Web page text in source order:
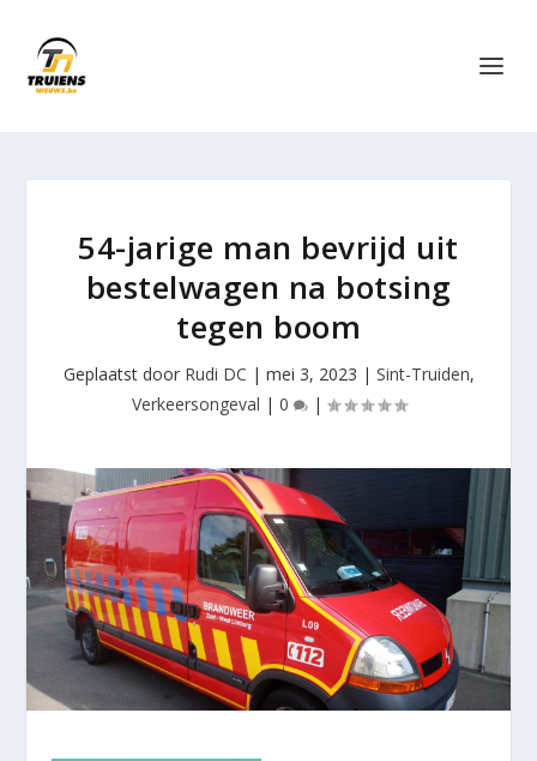
54-jarige man bevrijd uit
bestelwagen na botsing
tegen boom
Geplaatst door Rudi DC | mei 3, 2023 | Sint-Truiden,
Verkeersongeval | 0 |